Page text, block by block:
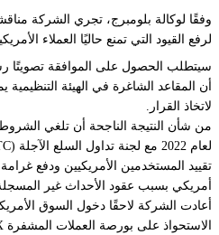
وفقًا لوكالة بلومبرج، تجري الشركة
لرفع القيود التي تمنع حاليًا العملاء
سيتطلب الحصول على الموافقة تصويتًا
أن المقاعد الشاغرة في الهيئة
لاتخاذ القرار.
أمريكي بسبب عقود الأحداث غير
أعادت الشركة لاحقًا دخول السوق